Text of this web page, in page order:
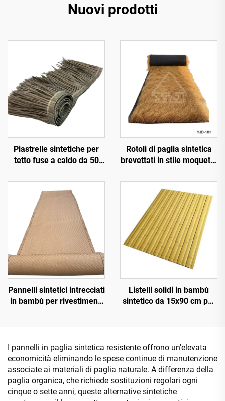
Nuovi prodotti
Piastrelle sintetiche per
tetto fuse a caldo da 50
fuoco migliorata
Rotoli di paglia sintetica
brevettati in stile moquette
per installazione rapida
Pannelli sintetici intrecciati
in bambù per rivestimenti
Listelli solidi in bambù
sintetico da 15x90 cm per
I pannelli in paglia sintetica resistente offrono un'elevata
economicità eliminando le spese continue di manutenzione
associate ai materiali di paglia naturale. A differenza della
paglia organica, che richiede sostituzioni regolari ogni
cinque o sette anni, queste alternative sintetiche